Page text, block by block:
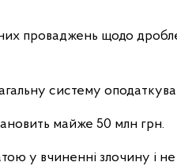
проваджень щодо
систему
майже 50 млн грн.
у вчиненні злочину і